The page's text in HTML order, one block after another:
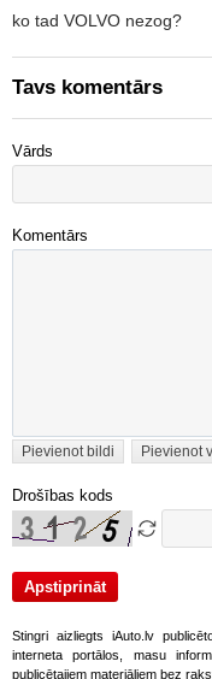
ko tad VOLVO nezog?
Tavs komentārs
Vārds
Komentārs
Pievienot bildi Pievienot
Drošības kods
Stingri aizliegts iAuto.lv
interneta portālos, masu
publicētajiem materiāliem bez